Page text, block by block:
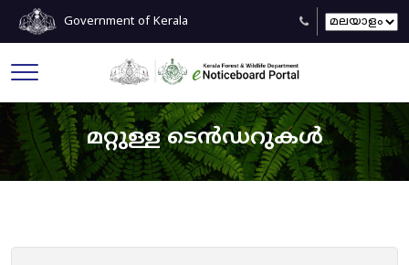
Government of Kerala
മറ്റുള്ള ടെൻഡറുകൾ